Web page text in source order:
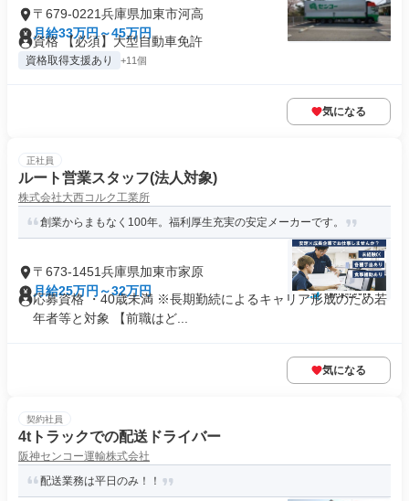
〒679-0221兵庫県加東市河高
月給33万円～45万円
資格 【必須】大型自動車免許
資格取得支援あり +11個
気になる
正社員
ルート営業スタッフ(法人対象)
株式会社大西コルク工業所
創業からまもなく100年。福利厚生充実の安定メーカーです。
〒673-1451兵庫県加東市家原
月給25万円～32万円
応募資格 ・40歳未満 ※長期勤続によるキャリア形成のため若
年者等と対象 【前職はど...
気になる
契約社員
4tトラックでの配送ドライバー
阪神センコー運輸株式会社
配送業務は平日のみ！！